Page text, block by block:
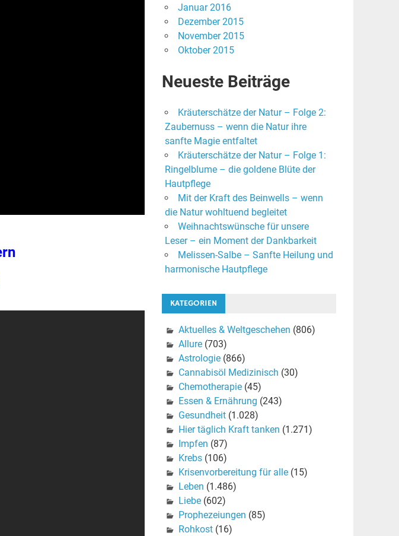
Januar 2016
Dezember 2015
November 2015
Oktober 2015
Neueste Beiträge
Kräuterschätze der Natur – Folge 2:
Zaubernuss – wenn die Natur ihre
sanfte Magie entfaltet
Kräuterschätze der Natur – Folge 1:
Ringelblume – die goldene Blüte der
Hautpflege
Mit der Kraft des Beinwells – wenn
die Natur wohltuend begleitet
Weihnachtswünsche für unsere
Leser – ein Moment der Dankbarkeit
Melissen-Salbe – Sanfte Heilung und
harmonische Hautpflege
KATEGORIEN
Aktuelles & Weltgeschehen (806)
Allure(703)
Astrologie(866)
Cannabisöl Medizinisch (30)
Chemotherapie(45)
Essen & Ernährung (243)
Gesundheit(1.028)
Hier täglich Kraft tanken (1.271)
Impfen (87)
Krebs(106)
Krisenvorbereitung für alle(15)
Leben (1.486)
Liebe(602)
Prophezeiungen (85)
Rohkost(16)